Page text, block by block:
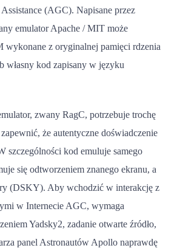
(AGC). Napisane przez
emulator Apache / MIT może
wykonane z oryginalnej pamięci rdzenia
własny kod zapisany w języku
zwany RagC, potrzebuje trochę
że autentyczne doświadczenie
szczególności kod emuluje samego
się odtworzeniem znanego ekranu, a
(DSKY). Aby wchodzić w interakcję z
w Internecie AGC, wymaga
Yadsky2, zadanie otwarte źródło,
panel Astronautów Apollo naprawdę